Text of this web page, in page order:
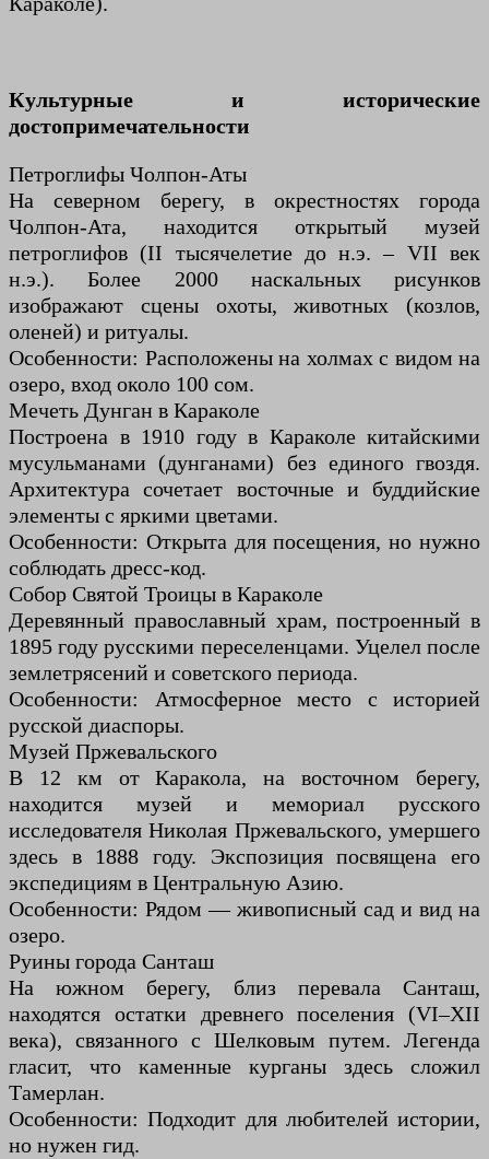
Культурные и исторические
достопримечательности
Петроглифы Чолпон-Аты
На северном берегу, в окрестностях города
Чолпон-Ата, находится открытый музей
петроглифов (II тысячелетие до н.э. – VII век
н.э.). Более 2000 наскальных рисунков
изображают сцены охоты, животных (козлов,
оленей) и ритуалы.
Особенности: Расположены на холмах с видом на
озеро, вход около 100 сом.
Мечеть Дунган в Караколе
Построена в 1910 году в Караколе китайскими
мусульманами (дунганами) без единого гвоздя.
Архитектура сочетает восточные и буддийские
элементы с яркими цветами.
Особенности: Открыта для посещения, но нужно
соблюдать дресс-код.
Собор Святой Троицы в Караколе
Деревянный православный храм, построенный в
1895 году русскими переселенцами. Уцелел после
землетрясений и советского периода.
Особенности: Атмосферное место с историей
русской диаспоры.
Музей Пржевальского
В 12 км от Каракола, на восточном берегу,
находится музей и мемориал русского
исследователя Николая Пржевальского, умершего
здесь в 1888 году. Экспозиция посвящена его
экспедициям в Центральную Азию.
Особенности: Рядом — живописный сад и вид на
озеро.
Руины города Санташ
На южном берегу, близ перевала Санташ,
находятся остатки древнего поселения (VI–XII
века), связанного с Шелковым путем. Легенда
гласит, что каменные курганы здесь сложил
Тамерлан.
Особенности: Подходит для любителей истории,
но нужен гид.